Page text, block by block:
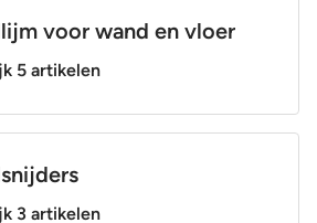
voor wand en vloer
5 artikelen
3 artikelen